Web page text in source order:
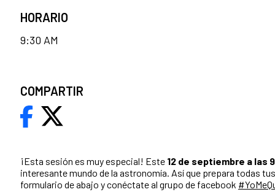
¡Esta sesión es muy especial! Este 12 de septiembre a las
interesante mundo de la astronomía. Así que prepara todas
formulario de abajo y conéctate al grupo de facebook
HORARIO
9:30 AM
COMPARTIR